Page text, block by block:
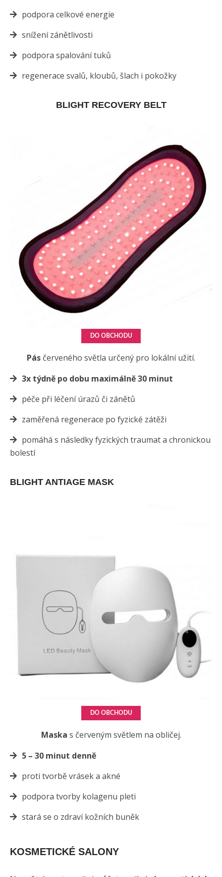
podpora celkové energie
snížení zánětlivosti
podpora spalování tuků
regenerace svalů, kloubů, šlach i pokožky
BLIGHT RECOVERY BELT
DO OBCHODU
Pás červeného světla určený pro lokální užití.
3x týdně po dobu maximálně 30 minut
péče při léčení úrazů či zánětů
zaměřená regenerace po fyzické zátěži
pomáhá s následky fyzických traumat a chronickou
bolestí
BLIGHT ANTIAGE MASK
DO OBCHODU
Maska s červeným světlem na obličej.
5 – 30 minut denně
proti tvorbě vrásek a akné
podpora tvorby kolagenu pleti
stará se o zdraví kožních buněk
KOSMETICKÉ SALONY